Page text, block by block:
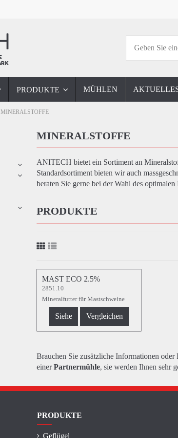
PRODUKTE MÜHLEN
MINERALSTOFFE
MINERALSTOFFE
ANITECH bietet ein Sortiment an
Standardsortiment bieten wir auch
beraten Sie gerne bei der Wahl des
PRODUKTE
MAST ECO 2.5%
2851.10
Mineralfutter für Mastschweine
Siehe Vergleichen
Brauchen Sie zusätzliche Informationen oder
einerPartnermühle, sie werden Ihnen sehr
PRODUKTE
Geflügel